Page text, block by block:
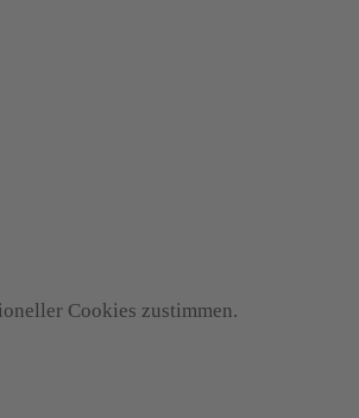
Cookies zustimmen.